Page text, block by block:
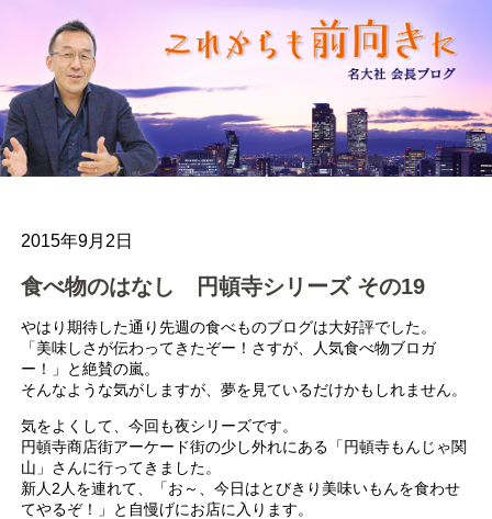
2015年9月2日
食べ物のはなし 円頓寺シリーズ その19
やはり期待した通り先週の食べものブログは大好評でした。
「美味しさが伝わってきたぞー！さすが、人気食べ物ブロガ
ー！」と絶賛の嵐。
そんなような気がしますが、夢を見ているだけかもしれません。
気をよくして、今回も夜シリーズです。
円頓寺商店街アーケード街の少し外れにある「円頓寺もんじゃ関
山」さんに行ってきました。
新人2人を連れて、「お～、今日はとびきり美味いもんを食わせ
てやるぞ！」と自慢げにお店に入ります。